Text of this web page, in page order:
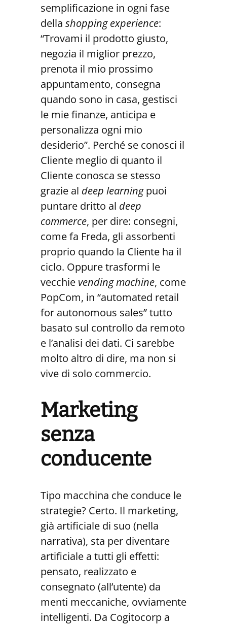
semplificazione in ogni fase
della shopping experience:
“Trovami il prodotto giusto,
negozia il miglior prezzo,
prenota il mio prossimo
appuntamento, consegna
quando sono in casa, gestisci
le mie finanze, anticipa e
personalizza ogni mio
desiderio”. Perché se conosci il
Cliente meglio di quanto il
Cliente conosca se stesso
grazie al deep learningpuoi
puntare dritto al deep
commerce, per dire: consegni,
come fa Freda, gli assorbenti
proprio quando la Cliente ha il
ciclo. Oppure trasformi le
vecchie vending machine, come
PopCom, in “automated retail
for autonomous sales” tutto
basato sul controllo da remoto
e l’analisi dei dati. Ci sarebbe
molto altro di dire, ma non si
vive di solo commercio.
Marketing
senza
conducente
Tipo macchina che conduce le
strategie? Certo. Il marketing,
già artificiale di suo (nella
narrativa), sta per diventare
artificiale a tutti gli effetti:
pensato, realizzato e
consegnato (all’utente) da
menti meccaniche, ovviamente
intelligenti. Da Cogitocorp a